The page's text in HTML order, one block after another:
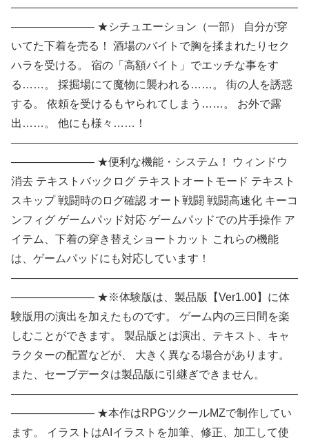
——————————————————————————
———————– ★シチュエーション（一部） 自分が穿
いてた下着を売る！ 酒場のバイトで胸を揉まれたりセク
ハラを受ける。 宿の「高額バイト」でエッチな事をす
る……。 採掘場にて魔物に襲われる……。 街の人を誘惑
する。 依頼を受けるもヤられてしまう……。 お外で露
出……。 他にも様々……！
——————————————————————————
———————– ★便利な機能・システム！ ウィンドウ
消去 テキストバックログ テキストオートモード テキスト
スキップ 戦闘時のログ確認 オート戦闘 戦闘高速化 キーコ
ンフィグ ゲームパッド対応 ゲームパッドでの片手操作 ア
イテム、下着の穿き替えショートカット これらの機能
は、ゲームパッドにも対応しています！
——————————————————————————
———————– ★※体験版は、製品版【Ver1.00】に体
験版用の演出を加えたものです。 ゲーム内の三日間を楽
しむことができます。 製品版とは演出、テキスト、キャ
ラクターの配置などが、 大きく異なる場合があります。
また、セーブデータは製品版に引継ぎできません。
——————————————————————————
———————– ★本作はRPGツクールMZで制作してい
ます。 イラストはAIイラストを加筆、修正、加工して使